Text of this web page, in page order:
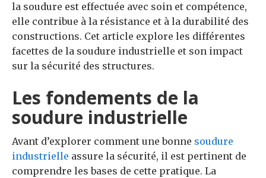
la soudure est effectuée avec soin et compétence,
elle contribue à la résistance et à la durabilité des
constructions. Cet article explore les différentes
facettes de la soudure industrielle et son impact
sur la sécurité des structures.
Les fondements de la
soudure industrielle
Avant d’explorer comment une bonne soudure
industrielle assure la sécurité, il est pertinent de
comprendre les bases de cette pratique. La